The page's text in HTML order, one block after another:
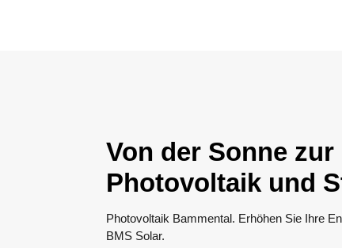
Von der Sonne
Photovoltaik und
Photovoltaik Bammental. Erhöhen Sie Ihre
BMS Solar.